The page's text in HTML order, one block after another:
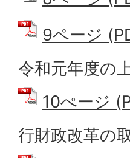
9ページ
令和元年度の
10ぺージ
行財政改革の